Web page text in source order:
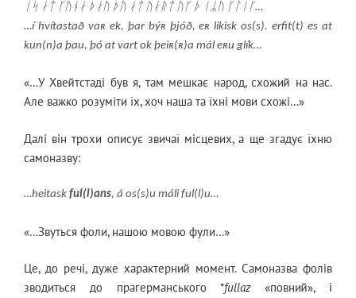
ᛁᛋ ᛅᛏ ᚴᚢᚾᛅ ᚦᛅᚢ ᚦᚢ ᛅᛏ ᚢᛅᚱᛏ ᚢᚴ ᚦ ᛁᛦᚢ ᚴᛚᛁᚴ…
…í hvítastað vaʀ ek, þar býʀ þjóð, eʀ likisk os(s). erfit(t) es at
kun(n)a þau, þó at vart ok þeiʀ(ʀ)a mál eʀu glík…
«…У Хвейтстаді був я, там мешкає народ, схожий на нас.
Але важко розуміти їх, хоч наша та їхні мови схожі…»
Далі він трохи описує звичаї місцевих, а ще згадує їхню
самоназву:
…heitask ful(l)ans, á os(s)u máli ful(l)u…
«…Звуться фоли, нашою мовою фули…»
Це, до речі, дуже характерний момент. Самоназва фолів
зводиться до прагерманського *fullaz«повний», і